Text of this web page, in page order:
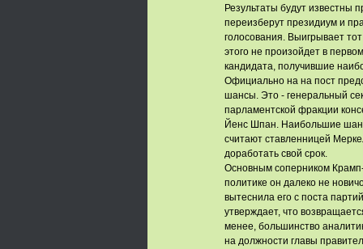
Результаты будут известны
переизберут президиум и
голосования. Выигрывает
этого не произойдет в
кандидата, получившие
Официально на на пост
шансы. Это - генеральный
парламентской фракции
Йенс Шпан. Наибольшие
считают ставленницей
доработать свой срок.
Основным соперником
политике он далеко не
вытеснила его с поста
утверждает, что
менее, большинство
на должности главы